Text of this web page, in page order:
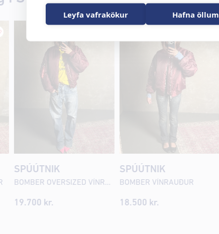
Leyfa vafrakökur Hafna öllum
SPÚÚTNIK
BOMBER OVERSIZED VÍNRAUÐUR
19.700 kr.
SPÚÚTNIK
BOMBER VÍNRAUÐUR
18.500 kr.